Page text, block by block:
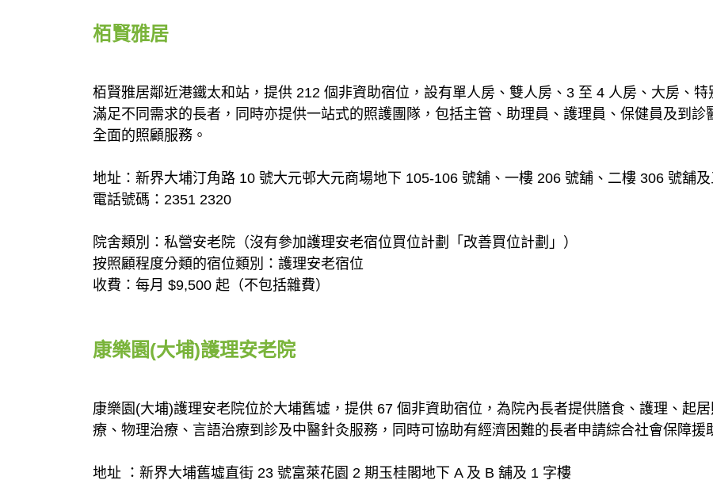
栢賢雅居
栢賢雅居鄰近港鐵太和站，提供 212 個非資助宿位，設有單人房、雙人房、3 至 4 人房、大房、
滿足不同需求的長者，同時亦提供一站式的照護團隊，包括主管、助理員、護理員、保健員及到
全面的照顧服務。
地址：新界大埔汀角路 10 號大元邨大元商場地下 105-106 號舖、一樓 206 號舖、二樓 306 號舖
電話號碼：2351 2320
院舍類別：私營安老院（沒有參加護理安老宿位買位計劃「改善買位計劃」）
按照顧程度分類的宿位類別：護理安老宿位
收費：每月 $9,500 起（不包括雜費）
康樂園(大埔)護理安老院
康樂園(大埔)護理安老院位於大埔舊墟，提供 67 個非資助宿位，為院內長者提供膳食、護理、起
療、物理治療、言語治療到診及中醫針灸服務，同時可協助有經濟困難的長者申請綜合社會保障援
地址 ：新界大埔舊墟直街 23 號富萊花園 2 期玉桂閣地下 A 及 B 舖及 1 字樓